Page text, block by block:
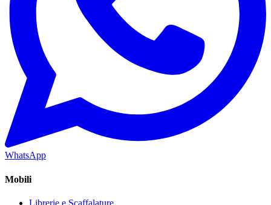
WhatsApp
Mobili
Librerie e Scaffalature